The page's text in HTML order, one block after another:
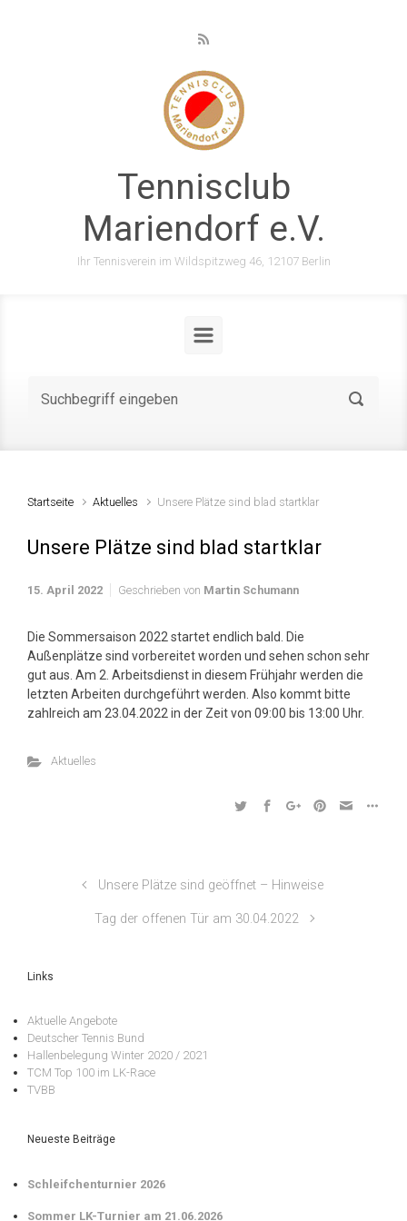
Tennisclub
Mariendorf e.V.
Ihr Tennisverein im Wildspitzweg 46, 12107 Berlin
Startseite Aktuelles Unsere Plätze sind blad startklar
Unsere Plätze sind blad startklar
15. April 2022 Geschrieben von Martin Schumann
Die Sommersaison 2022 startet endlich bald. Die
Außenplätze sind vorbereitet worden und sehen schon sehr
gut aus. Am 2. Arbeitsdienst in diesem Frühjahr werden die
letzten Arbeiten durchgeführt werden. Also kommt bitte
zahlreich am 23.04.2022 in der Zeit von 09:00 bis 13:00 Uhr.
Aktuelles
Unsere Plätze sind geöffnet – Hinweise
Tag der offenen Tür am 30.04.2022
Links
Aktuelle Angebote
Deutscher Tennis Bund
Hallenbelegung Winter 2020 / 2021
TCM Top 100 im LK-Race
TVBB
Neueste Beiträge
Schleifchenturnier 2026
Sommer LK-Turnier am 21.06.2026